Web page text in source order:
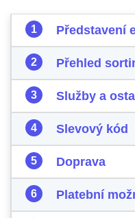
Představení
Přehled
Služby a
Slevový kód
Doprava
Platební